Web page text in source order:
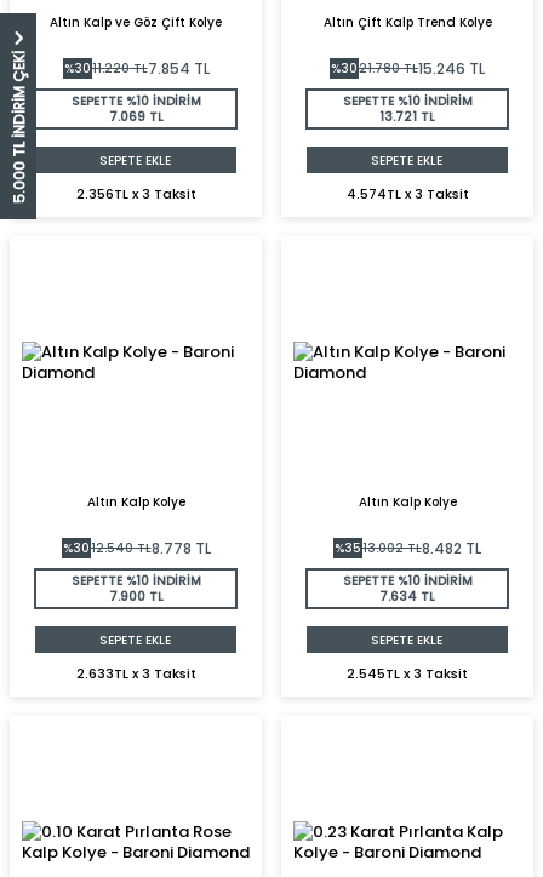
5.000 TL İNDİRİM ÇEKİ
Altın Kalp ve Göz Çift Kolye
%3011.220TL7.854 TL
SEPETTE %10 İNDİRİM
7.069 TL
SEPETE EKLE
2.356TL x 3 Taksit
Altın Çift Kalp Trend Kolye
%3021.780TL15.246 TL
SEPETTE %10 İNDİRİM
13.721 TL
SEPETE EKLE
4.574TL x 3 Taksit
Altın Kalp Kolye
%3012.540TL8.778 TL
SEPETTE %10 İNDİRİM
7.900 TL
SEPETE EKLE
2.633TL x 3 Taksit
Altın Kalp Kolye
%3513.002TL8.482 TL
SEPETTE %10 İNDİRİM
7.634 TL
SEPETE EKLE
2.545TL x 3 Taksit